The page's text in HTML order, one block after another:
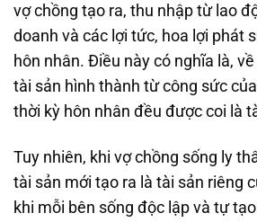
vợ chồng tạo ra, thu nhập từ lao
doanh và các lợi tức, hoa lợi phát
hôn nhân. Điều này có nghĩa là,
tài sản hình thành từ công sức
thời kỳ hôn nhân đều được coi là
Tuy nhiên, khi vợ chồng sống ly
tài sản mới tạo ra là tài sản riêng
khi mỗi bên sống độc lập và tự